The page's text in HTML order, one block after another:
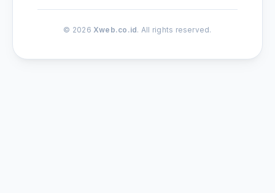
© 2026 Xweb.co.id. All rights reserved.